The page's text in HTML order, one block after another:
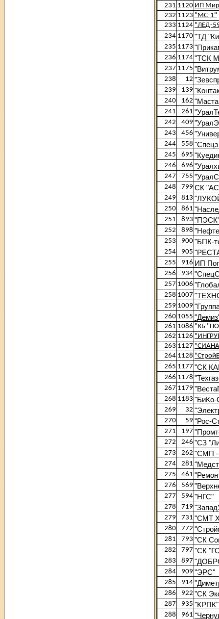
231 1120 ИП
232 1123 "МС-1"
233 1124 "ЛЕД-
234 1170 "ТД
235 1173
236 1174 "ТСК
237 1175
238 12
239 139
240 162
241 261
242 409
243 456
244 558
245 695
246 696
247 755
248 799 СК
249 813
250 861
251 893
252 898
253 900 "БПК-
254 905
255 916 ИП
256 934
257 1006
258 1007
259 1009
260 1055
261 1086 "КБ
262 1126
263 1127
264 1128
265 1177 "СК
266 1178
267 1179
268 1183 "БиКо-
269 32
270 59 "Рос-
271 197
272 246 "СЗ
273 262 "СМП -
274 281
275 461
276 569
277 594 "НГС"
278 719
279 731 "СМТ
280 772
281 793 "СК
282 797 "СК
283 897
284 909 "ЭРС"
285 914
286 922 "СК
287 935 "КРПК"
288 961